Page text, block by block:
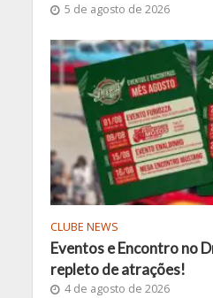
5 de agosto de 2026
CLUBE NEWS
Eventos e Encontro no
repleto de atrações!
4 de agosto de 2026